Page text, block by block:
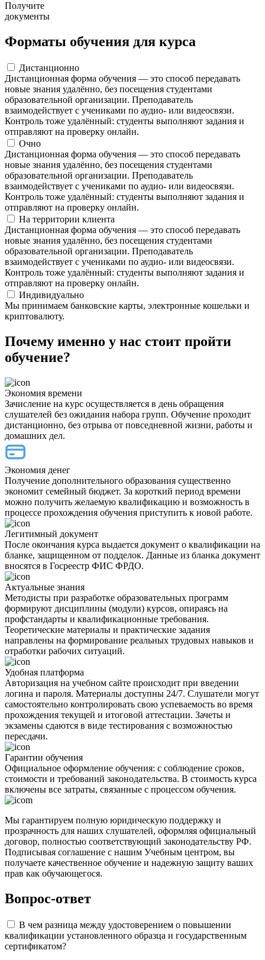
Получите
документы
Форматы обучения для курса
Дистанционно
Дистанционная форма обучения — это способ передавать
новые знания удалённо, без посещения студентами
образовательной организации. Преподаватель
взаимодействует с учениками по аудио- или видеосвязи.
Контроль тоже удалённый: студенты выполняют задания и
отправляют на проверку онлайн.
Очно
Дистанционная форма обучения — это способ передавать
новые знания удалённо, без посещения студентами
образовательной организации. Преподаватель
взаимодействует с учениками по аудио- или видеосвязи.
Контроль тоже удалённый: студенты выполняют задания и
отправляют на проверку онлайн.
На территории клиента
Дистанционная форма обучения — это способ передавать
новые знания удалённо, без посещения студентами
образовательной организации. Преподаватель
взаимодействует с учениками по аудио- или видеосвязи.
Контроль тоже удалённый: студенты выполняют задания и
отправляют на проверку онлайн.
Индивидуально
Мы принимаем банковские карты, электронные кошельки и
криптовалюту.
Почему именно у нас стоит пройти
обучение?
Экономия времени
Зачисление на курс осуществляется в день обращения
слушателей без ожидания набора групп. Обучение проходит
дистанционно, без отрыва от повседневной жизни, работы и
домашних дел.
Экономия денег
Получение дополнительного образования существенно
экономит семейный бюджет. За короткий период времени
можно получить желаемую квалификацию и возможность в
процессе прохождения обучения приступить к новой работе.
Легитимный документ
После окончания курса выдается документ о квалификации на
бланке, защищенном от подделок. Данные из бланка документ
вносятся в Госреестр ФИС ФРДО.
Актуальные знания
Методисты при разработке образовательных программ
формируют дисциплины (модули) курсов, опираясь на
профстандарты и квалификационные требования.
Теоретические материалы и практические задания
направлены на формирование реальных трудовых навыков и
отработки рабочих ситуаций.
Удобная платформа
Авторизация на учебном сайте происходит при введении
логина и пароля. Материалы доступны 24/7. Слушатели могут
самостоятельно контролировать свою успеваемость во время
прохождения текущей и итоговой аттестации. Зачеты и
экзамены сдаются в виде тестирования с возможностью
пересдачи.
Гарантии обучения
Официальное оформление обучения: с соблюдение сроков,
стоимости и требований законодательства. В стоимость курса
включены все затраты, связанные с процессом обучения.
Мы гарантируем полную юридическую поддержку и
прозрачность для наших слушателей, оформляя официальный
договор, полностью соответствующий законодательству РФ.
Подписывая соглашение с нашим Учебным центром, вы
получаете качественное обучение и надежную защиту ваших
прав как обучающегося.
Вопрос-ответ
В чем разница между удостоверением о повышении
квалификации установленного образца и государственным
сертификатом?